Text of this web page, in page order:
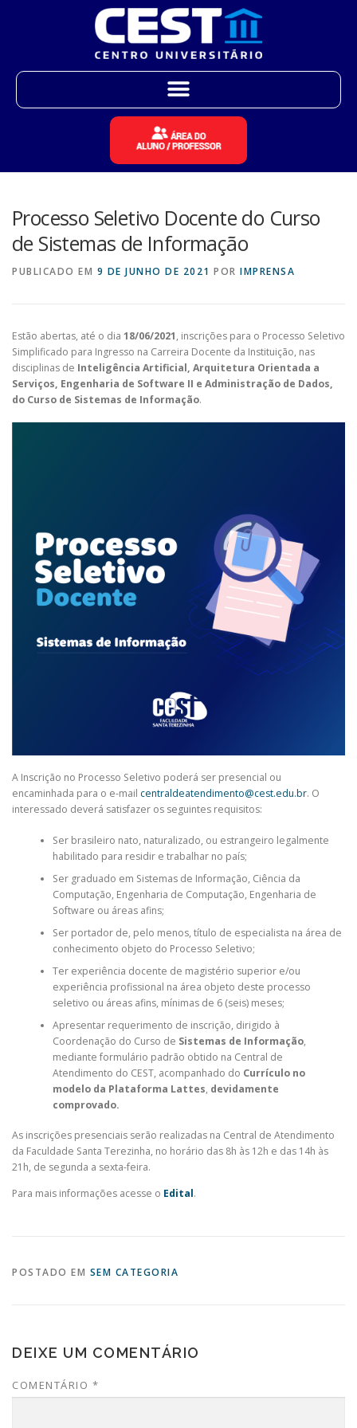
Processo Seletivo Docente do Curso
de Sistemas de Informação
PUBLICADO EM 9 DE JUNHO DE 2021 POR IMPRENSA
Estão abertas, até o dia 18/06/2021, inscrições para o Processo Seletivo
Simplificado para Ingresso na Carreira Docente da Instituição, nas
disciplinas de Inteligência Artificial, Arquitetura Orientada a
Serviços, Engenharia de Software II e Administração de Dados,
do Curso de Sistemas de Informação.
A Inscrição no Processo Seletivo poderá ser presencial ou
encaminhada para o e-mail centraldeatendimento@cest.edu.br. O
interessado deverá satisfazer os seguintes requisitos:
Ser brasileiro nato, naturalizado, ou estrangeiro legalmente
habilitado para residir e trabalhar no país;
Ser graduado em Sistemas de Informação, Ciência da
Computação, Engenharia de Computação, Engenharia de
Software ou áreas afins;
Ser portador de, pelo menos, título de especialista na área de
conhecimento objeto do Processo Seletivo;
Ter experiência docente de magistério superior e/ou
experiência profissional na área objeto deste processo
seletivo ou áreas afins, mínimas de 6 (seis) meses;
Apresentar requerimento de inscrição, dirigido à
Coordenação do Curso de Sistemas de Informação,
mediante formulário padrão obtido na Central de
Atendimento do CEST, acompanhado do Currículo no
modelo da Plataforma Lattes, devidamente
comprovado.
As inscrições presenciais serão realizadas na Central de Atendimento
da Faculdade Santa Terezinha, no horário das 8h às 12h e das 14h às
21h, de segunda a sexta-feira.
Para mais informações acesse o Edital.
POSTADO EM SEM CATEGORIA
DEIXE UM COMENTÁRIO
COMENTÁRIO *